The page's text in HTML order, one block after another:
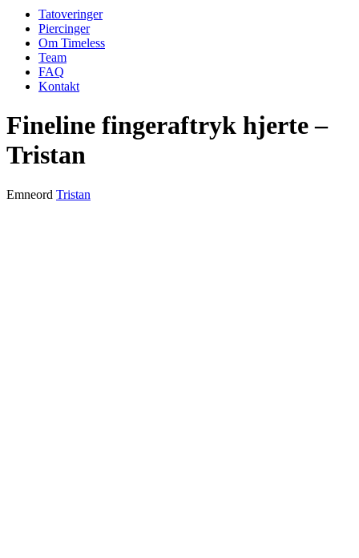
Tatoveringer
Piercinger
Om Timeless
Team
FAQ
Kontakt
Fineline fingeraftryk hjerte –
Tristan
Emneord Tristan